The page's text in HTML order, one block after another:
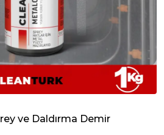
ve Daldırma Demir